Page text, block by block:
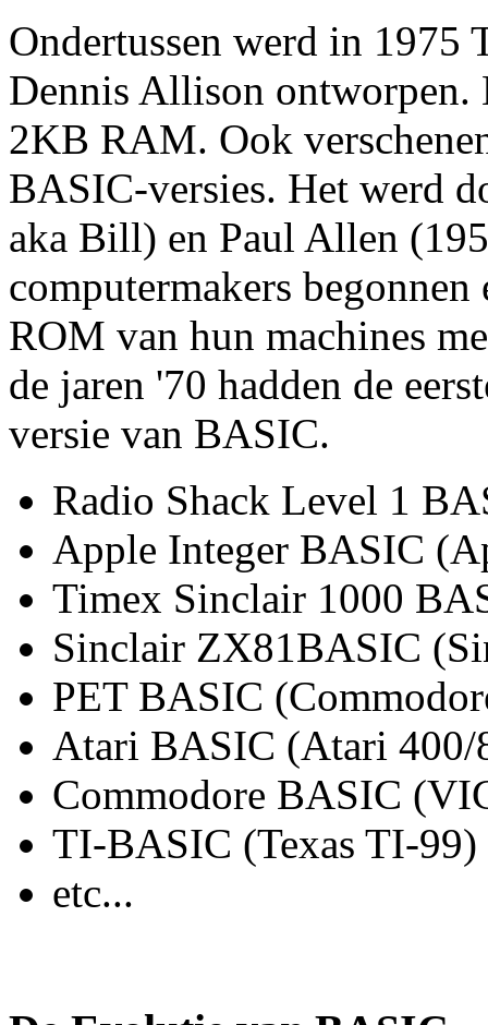
Ondertussen werd in
Dennis Allison ontworpen.
2KB RAM. Ook
BASIC-versies. Het werd
aka Bill) en Paul Allen
computermakers
ROM van hun machines
de jaren '70 hadden de
versie van BASIC.
Radio Shack Level 1
Apple Integer BASIC
Timex Sinclair 1000
Sinclair ZX81BASIC
PET BASIC
Atari BASIC (Atari 400/
Commodore BASIC
TI-BASIC (Texas TI-99)
etc...